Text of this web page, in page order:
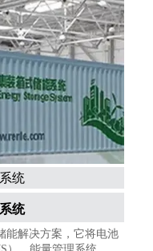
统
统
能解决方案，它将电池